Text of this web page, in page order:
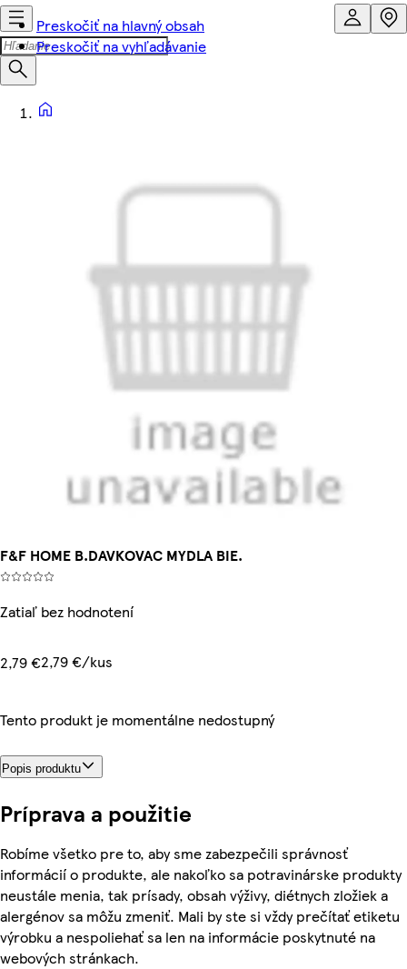
Preskočiť na hlavný obsah
Preskočiť na vyhľadávanie
F&F HOME B.DAVKOVAC MYDLA BIE.
Zatiaľ bez hodnotení
2,79 €2,79 €/kus
Tento produkt je momentálne nedostupný
Popis produktu
Príprava a použitie
Robíme všetko pre to, aby sme zabezpečili správnosť
informácií o produkte, ale nakoľko sa potravinárske produkty
neustále menia, tak prísady, obsah výživy, diétnych zložiek a
alergénov sa môžu zmeniť. Mali by ste si vždy prečítať etiketu
výrobku a nespoliehať sa len na informácie poskytnuté na
webových stránkach.